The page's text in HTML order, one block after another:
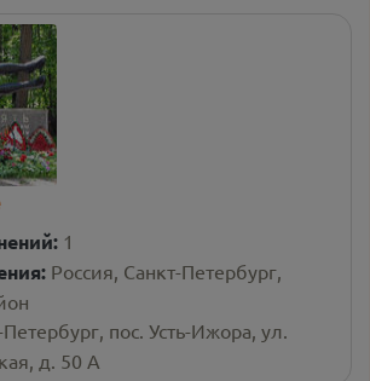
1
Россия, Санкт-Петербург,
Петербург, пос. Усть-Ижора, ул.
д. 50 А